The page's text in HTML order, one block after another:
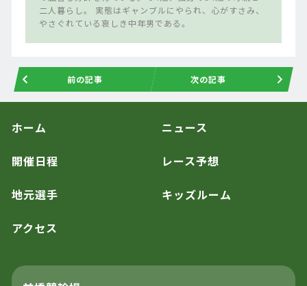
二人暮らし。 実態はギャンブルにやられ、心がすさみ、
やさぐれている哀しき中年男である。
前の記事 次の記事
ホーム ニュース
開催日程 レース予想
地元選手 キッズルーム
アクセス